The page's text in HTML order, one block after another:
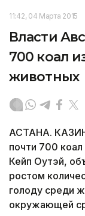
11:42, 04 Марта 2015
Власти
700 коал
животных
АСТАНА.
почти 700
Кейп Оутэй,
ростом
голоду среди
окружающей